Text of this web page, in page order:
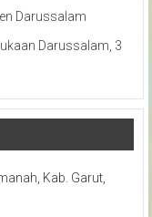
Darussalam
Darussalam, 3
Kab. Garut,